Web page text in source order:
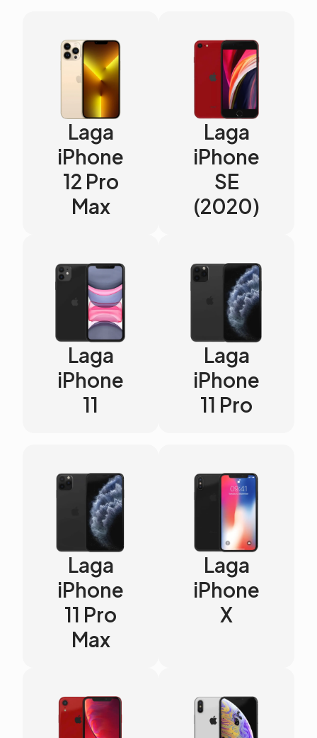
Laga
iPhone
12 Pro
Max
Laga
iPhone
SE
(2020)
Laga
iPhone
11
Laga
iPhone
11 Pro
Laga
iPhone
11 Pro
Max
Laga
iPhone
X